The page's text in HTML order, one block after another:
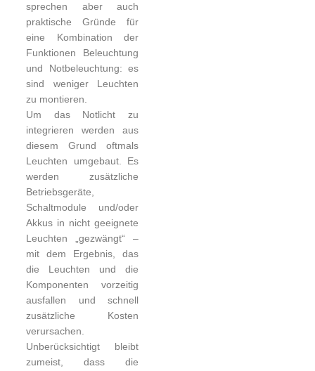
sprechen aber auch
praktische Gründe für
eine Kombination der
Funktionen Beleuchtung
und Notbeleuchtung: es
sind weniger Leuchten
zu montieren.
Um das Notlicht zu
integrieren werden aus
diesem Grund oftmals
Leuchten umgebaut. Es
werden zusätzliche
Betriebsgeräte,
Schaltmodule und/oder
Akkus in nicht geeignete
Leuchten „gezwängt“ –
mit dem Ergebnis, das
die Leuchten und die
Komponenten vorzeitig
ausfallen und schnell
zusätzliche Kosten
verursachen.
Unberücksichtigt bleibt
zumeist, dass die